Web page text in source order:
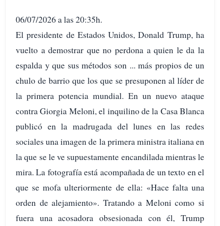
06/07/2026 a las 20:35h.
El presidente de Estados Unidos, Donald Trump, ha
vuelto a demostrar que no perdona a quien le da la
espalda y que sus métodos son ... más propios de un
chulo de barrio que los que se presuponen al líder de
la primera potencia mundial. En un nuevo ataque
contra Giorgia Meloni, el inquilino de la Casa Blanca
publicó en la madrugada del lunes en las redes
sociales una imagen de la primera ministra italiana en
la que se le ve supuestamente encandilada mientras le
mira. La fotografía está acompañada de un texto en el
que se mofa ulteriormente de ella: «Hace falta una
orden de alejamiento». Tratando a Meloni como si
fuera una acosadora obsesionada con él, Trump